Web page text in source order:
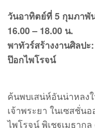
วันอาทิตย์ที่ 5 กุมภาพั
16.00 – 18.00 น.
พาทัวร์สร้างงานศิลป
ป๊อกไพโรจน์
ค้นพบเสน่ห์อันน่าหลง
เจ้าพระยา ในเซสชั่น
ไพโรจน์ พิเชฐเมธากุ